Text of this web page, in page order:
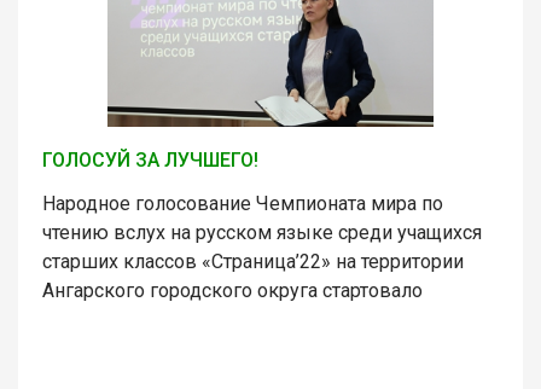
ГОЛОСУЙ ЗА ЛУЧШЕГО!
Народное голосование Чемпионата мира по
чтению вслух на русском языке среди учащихся
старших классов «Страница’22» на территории
Ангарского городского округа стартовало